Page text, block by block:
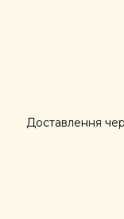
Доставлення